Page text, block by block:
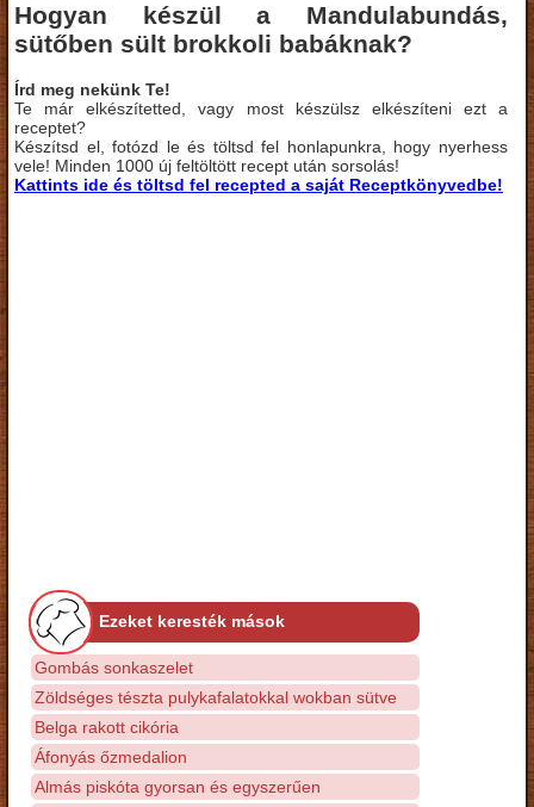
Hogyan készül a Mandulabundás,
sütőben sült brokkoli babáknak?
Írd meg nekünk Te!
Te már elkészítetted, vagy most készülsz elkészíteni ezt a
receptet?
Készítsd el, fotózd le és töltsd fel honlapunkra, hogy nyerhess
vele! Minden 1000 új feltöltött recept után sorsolás!
Kattints ide és töltsd fel recepted a saját Receptkönyvedbe!
Ezeket keresték mások
Gombás sonkaszelet
Zöldséges tészta pulykafalatokkal wokban sütve
Belga rakott cikória
Áfonyás őzmedalion
Almás piskóta gyorsan és egyszerűen